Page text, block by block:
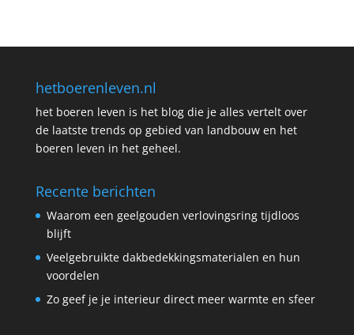
hetboerenleven.nl
het boeren leven is het blog die je alles vertelt over
de laatste trends op gebied van landbouw en het
boeren leven in het geheel.
Recente berichten
Waarom een geelgouden verlovingsring tijdloos
blijft
Veelgebruikte dakbedekkingsmaterialen en hun
voordelen
Zo geef je je interieur direct meer warmte en sfeer